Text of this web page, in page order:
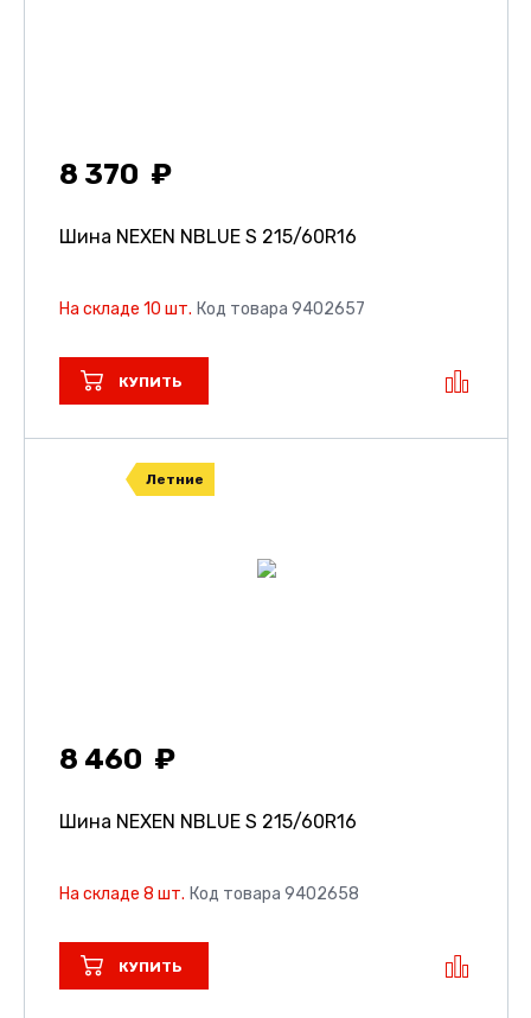
8 370
Шина NEXEN NBLUE S 215/60R16
На складе 10 шт. Код товара 9402657
КУПИТЬ
Летние
8 460
Шина NEXEN NBLUE S 215/60R16
На складе 8 шт. Код товара 9402658
КУПИТЬ